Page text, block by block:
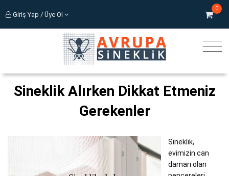
Giriş Yap / Üye Ol
0
Sineklik Alırken Dikkat Etmeniz
Gerekenler
Sineklik,
evimizin can
damarı olan